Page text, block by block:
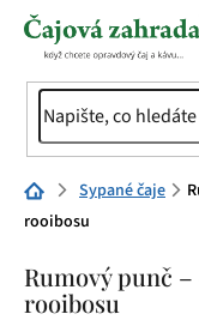
Přejít
Domů Sypané čaje
rooibosu
Rumový punč –
rooibosu